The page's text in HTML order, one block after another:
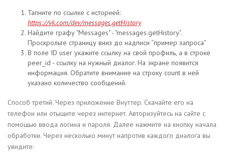
Тапните по ссылке с историей:
https://vk.com/dev/messages.getHistory
Найдите графу "Messages" - "messages.getHistory".
Проскрольте страницу вниз до надписи “пример запроса”
В поле ID user укажите ссылку на свой профиль, а в строке
peer_id - ссылку на нужный диалог. На экране появится
информация. Обратите внимание на строку count в ней
указано количество сообщений.
Способ третий. Через приложение Внуттер. Скачайте его на
телефон или отыщите через интернет. Авторизуйтесь на сайте с
помощью ввода логина и пароля. Далее нажмите на кнопку начала
обработки. Через несколько минут напротив каждого диалога вы
увидите: